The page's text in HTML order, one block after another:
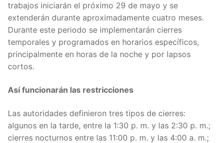
trabajos iniciarán el próximo 29 de mayo y se
extenderán durante aproximadamente cuatro meses.
Durante este periodo se implementarán cierres
temporales y programados en horarios específicos,
principalmente en horas de la noche y por lapsos
cortos.
Así funcionarán las restricciones
Las autoridades definieron tres tipos de cierres:
algunos en la tarde, entre la 1:30 p. m. y las 2:30 p. m.;
cierres nocturnos entre las 11:00 p. m. y las 4:00 a. m.;